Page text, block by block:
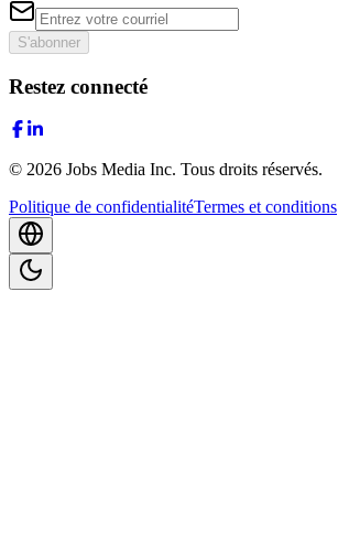
S'abonner
Restez connecté
© 2026 Jobs Media Inc. Tous droits réservés.
Politique de confidentialitéTermes et conditions